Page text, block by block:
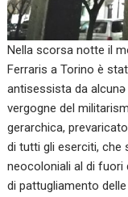
Nella scorsa notte il
Ferraris a Torino è
antisessista da
vergogne del
gerarchica,
di tutti gli eserciti, che
neocoloniali al di fuori
di pattugliamento